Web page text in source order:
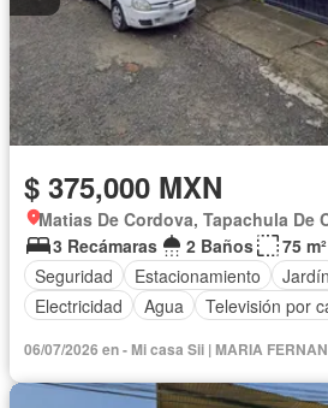
$ 375,000 MXN
Matias De Cordova, Tapachula De
3 Recámaras
2 Baños
75 m²
Seguridad
Estacionamiento Jardín
Electricidad
Agua Televisión por
06/07/2026 en - Mi casa Sii | MARIA